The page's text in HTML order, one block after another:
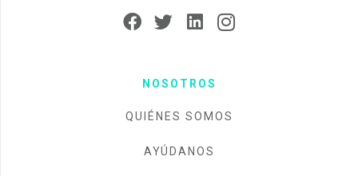
NOSOTROS
QUIÉNES SOMOS
AYÚDANOS